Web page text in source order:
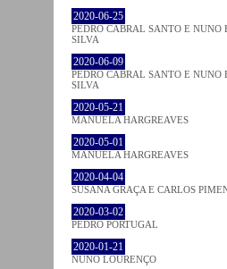
2020-06-25
PEDRO CABRAL SANTO E NUNO
SILVA
2020-06-09
PEDRO CABRAL SANTO E NUNO
SILVA
2020-05-21
MANUELA HARGREAVES
2020-05-01
MANUELA HARGREAVES
2020-04-04
SUSANA GRAÇA E CARLOS
2020-03-02
PEDRO PORTUGAL
2020-01-21
NUNO LOURENÇO